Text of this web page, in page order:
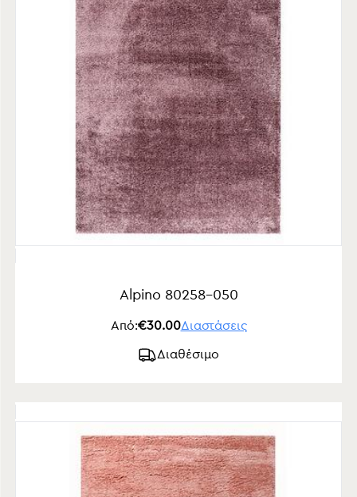
Alpino 80258-050
Από:€30.00Διαστάσεις
Διαθέσιμο